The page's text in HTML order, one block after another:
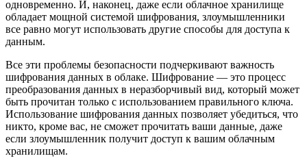
одновременно. И, наконец, даже если облачное хранилище
обладает мощной системой шифрования, злоумышленники
все равно могут использовать другие способы для доступа к
данным.
Все эти проблемы безопасности подчеркивают важность
шифрования данных в облаке. Шифрование — это процесс
преобразования данных в неразборчивый вид, который может
быть прочитан только с использованием правильного ключа.
Использование шифрования данных позволяет убедиться, что
никто, кроме вас, не сможет прочитать ваши данные, даже
если злоумышленник получит доступ к вашим облачным
хранилищам.